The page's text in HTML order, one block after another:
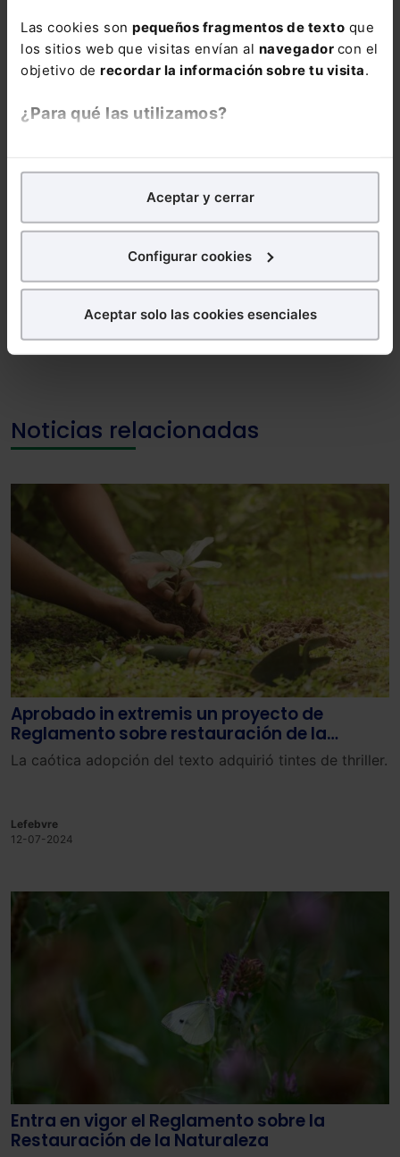
Las cookies son pequeños fragmentos de texto que
los sitios web que visitas envían al navegador con el
objetivo de recordar la información sobre tu visita.
¿Para qué las utilizamos?
analíticospara tratar demejorar tu experienciaen
nuestra página web. También con fines publicitarios,
para poder mostrarte publicidad y contenidos de tu
¿Qué puedes hacer?
experiencia en la web sea óptima
También puedes
configurar
seleccionar solo aquellas que quieras permitir en tu
las que sean indispensables para la navegación.
Saber más acerca de las cookies
Aceptar y cerrar
Configurar cookies
Aceptar solo las cookies esenciales
Nombre:
Email:
Suscribirse
Noticias relacionadas
Aprobado in extremis un proyecto de
Reglamento sobre restauración de la
naturaleza
La caótica adopción del texto adquirió tintes de thriller.
Lefebvre
12-07-2024
Entra en vigor el Reglamento sobre la
Restauración de la Naturaleza